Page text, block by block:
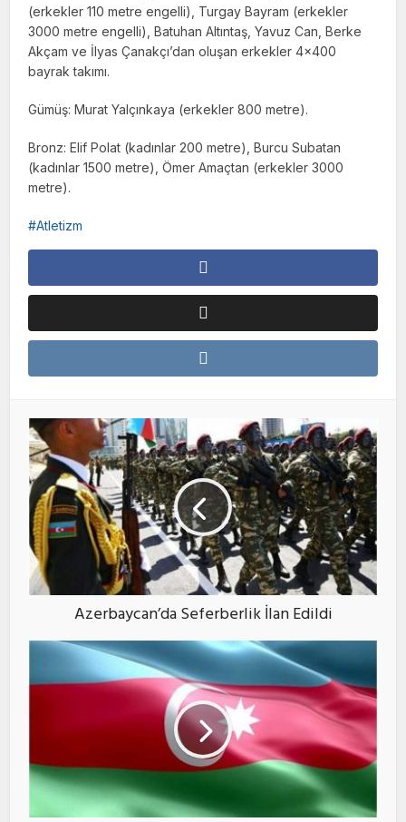
(erkekler 110 metre engelli), Turgay Bayram (erkekler
3000 metre engelli), Batuhan Altıntaş, Yavuz Can, Berke
Akçam ve İlyas Çanakçı’dan oluşan erkekler 4×400
bayrak takımı.
Gümüş: Murat Yalçınkaya (erkekler 800 metre).
Bronz: Elif Polat (kadınlar 200 metre), Burcu Subatan
(kadınlar 1500 metre), Ömer Amaçtan (erkekler 3000
metre).
Atletizm
Azerbaycan’da Seferberlik İlan Edildi